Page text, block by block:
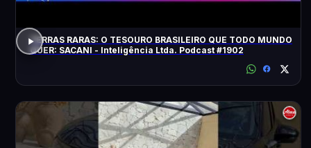
TERRAS RARAS: O TESOURO BRASILEIRO QUE TODO MUNDO
QUER: SACANI - Inteligência Ltda. Podcast #1902